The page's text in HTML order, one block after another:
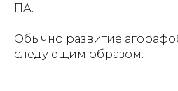
ПА.
Обычно развитие
следующим образом: